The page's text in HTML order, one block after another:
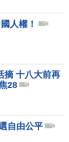
人權！
摘 十八大前再
28
自由公平